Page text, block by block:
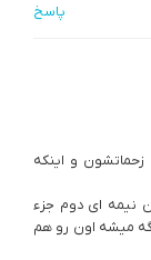
پاسخ
و اینکه
نیمه ای دوم جزء
140 انعام به بعد اگه میشه اون رو هم